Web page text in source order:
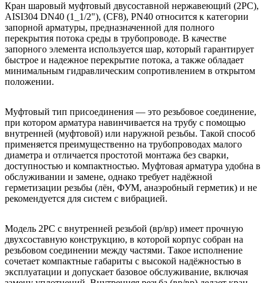
Модель 2PC с внутренней резьбой (вр/вр) имеет прочную
двухсоставную конструкцию, в которой корпус собран на
резьбовом соединении между частями. Такое исполнение
сочетает компактные габариты с высокой надёжностью в
эксплуатации и допускает базовое обслуживание, включая
Муфтовый тип присоединения — это резьбовое соединение,
при котором арматура навинчивается на трубу с помощью
внутренней (муфтовой) или наружной резьбы. Такой способ
применяется преимущественно на трубопроводах малого
диаметра и отличается простотой монтажа без сварки,
доступностью и компактностью. Муфтовая арматура удобна в
обслуживании и замене, однако требует надёжной
герметизации резьбы (лён, ФУМ, анаэробный герметик) и не
рекомендуется для систем с вибрацией.
Кран шаровый муфтовый двусоставной нержавеющий (2PC),
AISI304 DN40 (1_1/2"), (CF8), PN40 относится к категории
запорной арматуры, предназначенной для полного
перекрытия потока среды в трубопроводе. В качестве
запорного элемента используется шар, который гарантирует
быстрое и надежное перекрытие потока, а также обладает
минимальным гидравлическим сопротивлением в открытом
положении.